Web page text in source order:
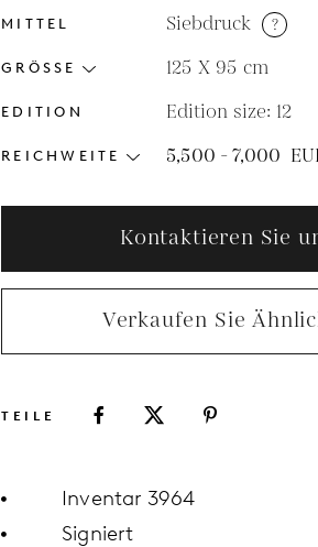
MITTEL Siebdruck ?
GRÖSSE 125 X 95 cm
EDITION Edition size: 12
REICHWEITE 5,500 - 7,000
Kontaktieren Sie
Verkaufen Sie
TEILE
Inventar 3964
Signiert